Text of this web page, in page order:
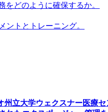
をどのように確保するか。
ントとトレーニング。
州立大学ウェクスナー医療セ